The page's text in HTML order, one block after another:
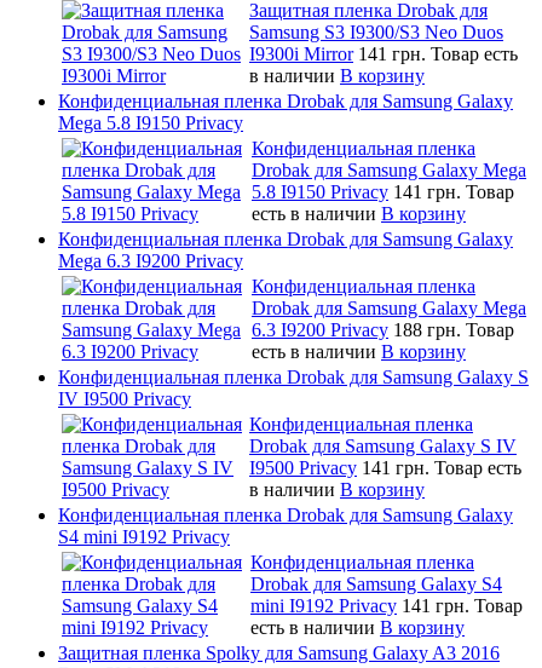
Защитная пленка Drobak для
Samsung S3 I9300/S3 Neo Duos
I9300i Mirror 141 грн. Товар есть
в наличии В корзину
Конфиденциальная пленка Drobak для Samsung Galaxy
Mega 5.8 I9150 Privacy
Конфиденциальная пленка
Drobak для Samsung Galaxy Mega
5.8 I9150 Privacy 141 грн. Товар
есть в наличии В корзину
Конфиденциальная пленка Drobak для Samsung Galaxy
Mega 6.3 I9200 Privacy
Конфиденциальная пленка
Drobak для Samsung Galaxy Mega
6.3 I9200 Privacy 188 грн. Товар
есть в наличии В корзину
Конфиденциальная пленка Drobak для Samsung Galaxy S
IV I9500 Privacy
Конфиденциальная пленка
Drobak для Samsung Galaxy S IV
I9500 Privacy 141 грн. Товар есть
в наличии В корзину
Конфиденциальная пленка Drobak для Samsung Galaxy
S4 mini I9192 Privacy
Конфиденциальная пленка
Drobak для Samsung Galaxy S4
mini I9192 Privacy 141 грн. Товар
есть в наличии В корзину
Защитная пленка Spolky для Samsung Galaxy A3 2016